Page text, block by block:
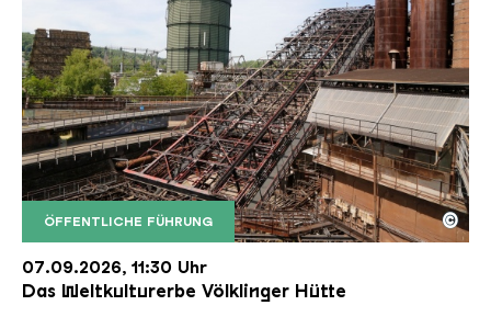
ÖFFENTLICHE FÜHRUNG
Der Erzschrägaufzug der Völklinger Hütte mit
Copyright: Weltkulturerbe Völklinger Hütte | Karl
©
07.09.2026, 11:30 Uhr
Das Weltkulturerbe Völklinger Hütte